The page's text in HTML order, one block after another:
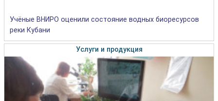
Учёные ВНИРО оценили состояние водных биоресурсов
реки Кубани
Услуги и продукция